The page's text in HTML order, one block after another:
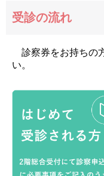
受診の流れ
診察券をお持ちの
い。